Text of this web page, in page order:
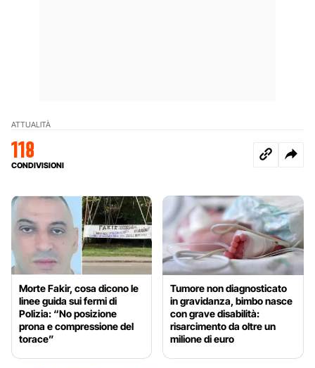
ATTUALITÀ
118
CONDIVISIONI
Morte Fakir, cosa dicono le
linee guida sui fermi di
Polizia: “No posizione
prona e compressione del
torace”
Tumore non diagnosticato
in gravidanza, bimbo nasce
con grave disabilità:
risarcimento da oltre un
milione di euro